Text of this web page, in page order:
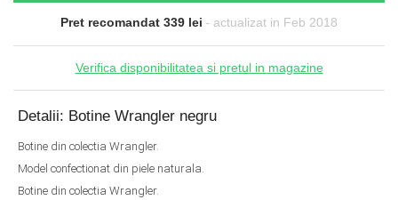
Pret recomandat 339 lei - actualizat in Feb 2018
Verifica disponibilitatea si pretul in magazine
Detalii: Botine Wrangler negru
Botine din colectia Wrangler.
Model confectionat din piele naturala.
Botine din colectia Wrangler.